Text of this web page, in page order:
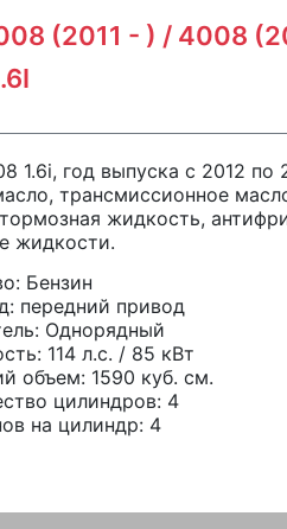
(2011 - ) / 4008
1.6i, год выпуска с 2012 по
трансмиссионное
жидкость,
жидкости.
Бензин
передний привод
Однорядный
114 л.с. / 85 кВт
объем: 1590 куб. см.
цилиндров: 4
на цилиндр: 4